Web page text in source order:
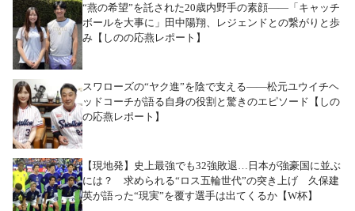
“燕の希望”を託された20歳内野手の素顔――「キャッチ
ボールを大事に」田中陽翔、レジェンドとの繋がりと歩
み【しのの応燕レポート】
スワローズの“ヤク進”を陰で支える――松元ユウイチヘ
ッドコーチが語る自身の役割と驚きのエピソード【しの
の応燕レポート】
【現地発】史上最強でも32強敗退…日本が強豪国に並ぶ
には？ 求められる“ロス五輪世代”の突き上げ 久保建
英が語った“現実”を覆す選手は出てくるか【W杯】